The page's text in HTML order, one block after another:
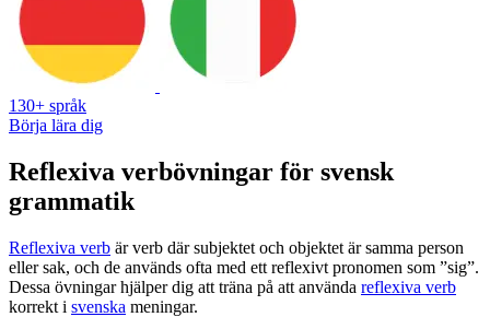
130+ språk
Börja lära dig
Reflexiva verbövningar för svensk
grammatik
Reflexiva verb är verb där subjektet och objektet är samma person
eller sak, och de används ofta med ett reflexivt pronomen som ”sig”.
Dessa övningar hjälper dig att träna på att använda reflexiva verb
korrekt i svenska meningar.